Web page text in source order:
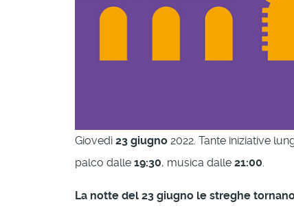
Giovedì 23 giugno 2022. Tante iniziative
palco dalle 19:30, musica dalle 21:00.
La notte del 23 giugno le streghe